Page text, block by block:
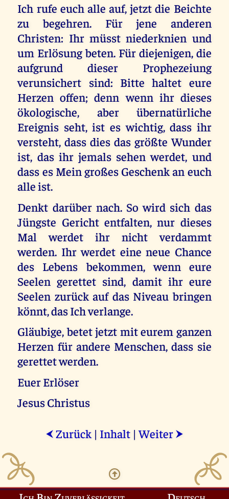
Ich rufe euch alle auf, jetzt die Beichte
zu begehren. Für jene anderen
Christen: Ihr müsst niederknien und
um Erlösung beten. Für diejenigen, die
aufgrund dieser Prophezeiung
verunsichert sind: Bitte haltet eure
Herzen offen; denn wenn ihr dieses
ökologische, aber übernatürliche
Ereignis seht, ist es wichtig, dass ihr
versteht, dass dies das größte Wunder
ist, das ihr jemals sehen werdet, und
dass es Mein großes Geschenk an euch
alle ist.
Denkt darüber nach. So wird sich das
Jüngste Gericht entfalten, nur dieses
Mal werdet ihr nicht verdammt
werden. Ihr werdet eine neue Chance
des Lebens bekommen, wenn eure
Seelen gerettet sind, damit ihr eure
Seelen zurück auf das Niveau bringen
könnt, das Ich verlange.
Gläubige, betet jetzt mit eurem ganzen
Herzen für andere Menschen, dass sie
gerettet werden.
Euer Erlöser
Jesus Christus
⮜ Zurück | Inhalt |Weiter ⮞